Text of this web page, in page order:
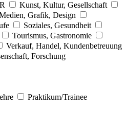
Kunst, Kultur, Gesellschaft
Grafik, Design
Soziales, Gesundheit
Tourismus, Gastronomie
Verkauf, Handel, Kundenbetreuung
Forschung
Praktikum/Trainee